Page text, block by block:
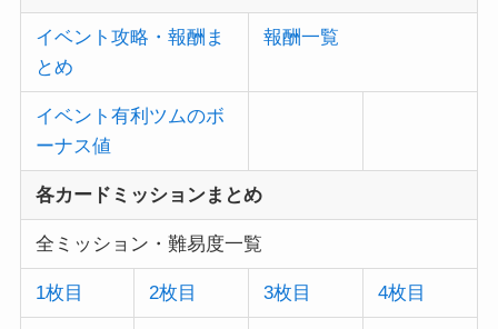
イベント攻略・報酬ま
とめ
報酬一覧
イベント有利ツムのボ
ーナス値
各カードミッションまとめ
全ミッション・難易度一覧
1枚目 2枚目 3枚目 4枚目